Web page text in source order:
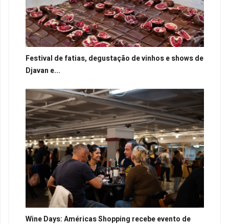
Festival de fatias, degustação de vinhos e shows de
Djavan e...
Wine Days: Américas Shopping recebe evento de